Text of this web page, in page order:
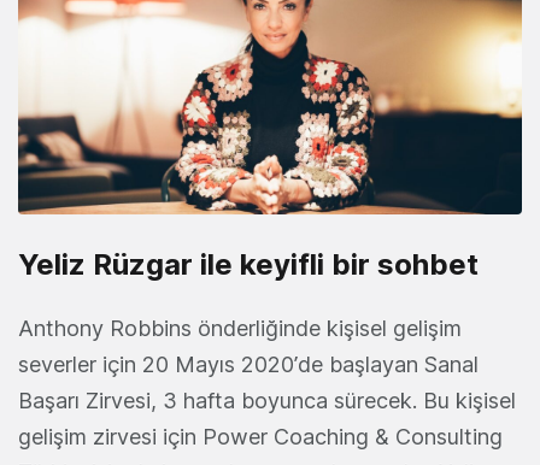
Yeliz Rüzgar ile keyifli bir sohbet
Anthony Robbins önderliğinde kişisel gelişim
severler için 20 Mayıs 2020’de başlayan Sanal
Başarı Zirvesi, 3 hafta boyunca sürecek. Bu kişisel
gelişim zirvesi için Power Coaching & Consulting